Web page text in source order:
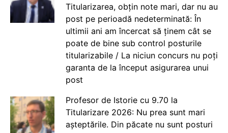
Titularizarea, obțin note mari, dar nu au
post pe perioadă nedeterminată: În
ultimii ani am încercat să ținem cât se
poate de bine sub control posturile
titularizabile / La niciun concurs nu poți
garanta de la început asigurarea unui
post
Profesor de Istorie cu 9.70 la
Titularizare 2026: Nu prea sunt mari
așteptările. Din păcate nu sunt posturi